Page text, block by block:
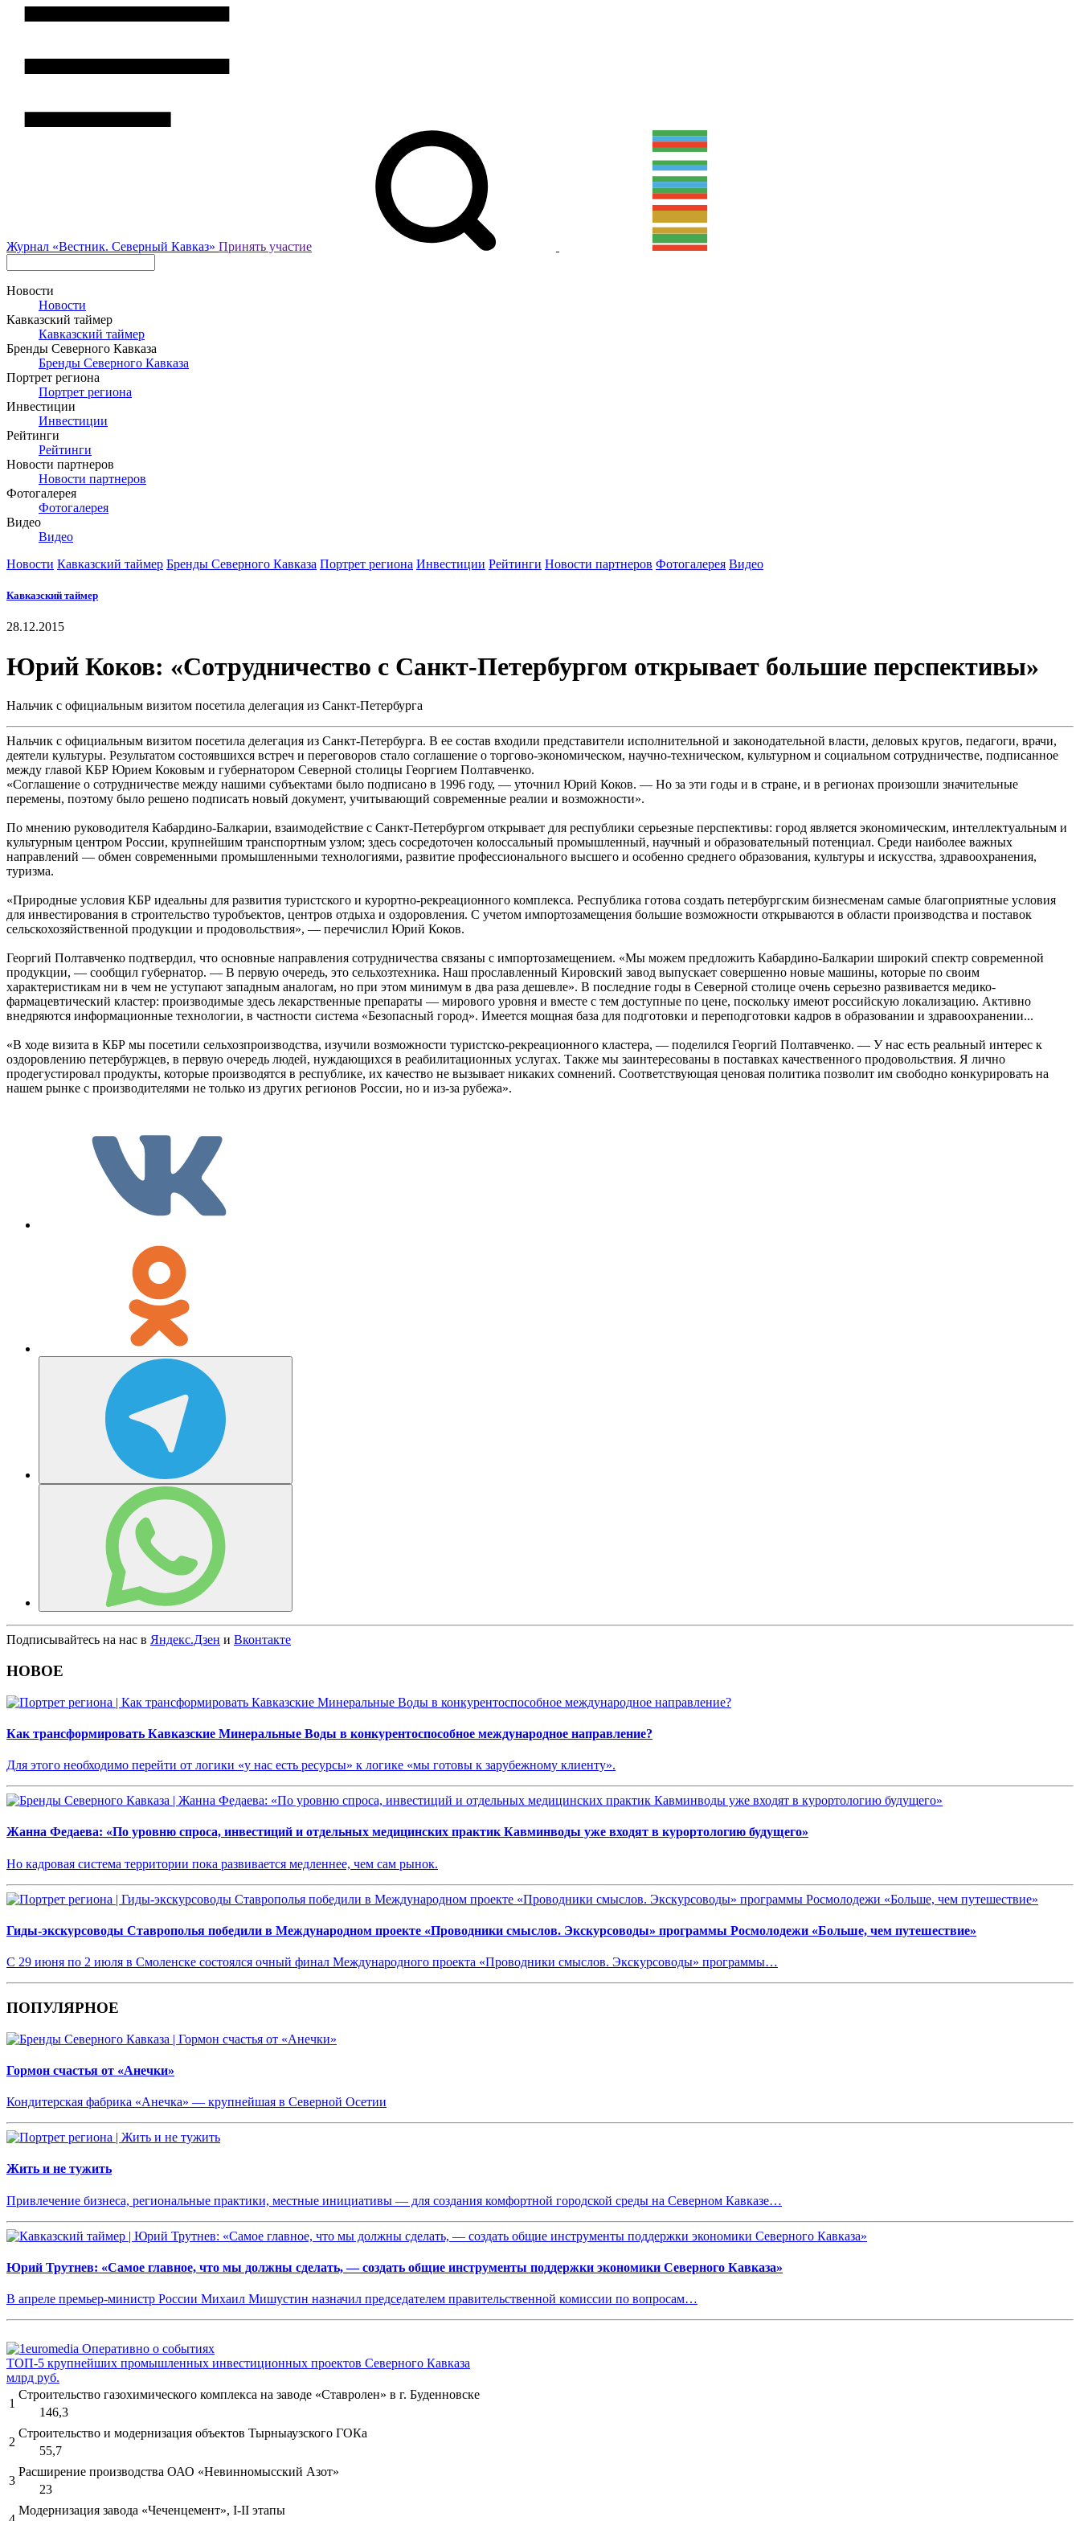
Журнал «Вестник. Северный Кавказ» Принять участие
Новости
Новости
Кавказский таймер
Кавказский таймер
Бренды Северного Кавказа
Бренды Северного Кавказа
Портрет региона
Портрет региона
Инвестиции
Инвестиции
Рейтинги
Рейтинги
Новости партнеров
Новости партнеров
Фотогалерея
Фотогалерея
Видео
Видео
Новости Кавказский таймер Бренды Северного Кавказа Портрет региона Инвестиции Рейтинги Новости партнеров Фотогалерея Видео
Кавказский таймер
28.12.2015
Юрий Коков: «Сотрудничество с Санкт-Петербургом открывает большие перспективы»
Нальчик с официальным визитом посетила делегация из Санкт-Петербурга
Нальчик с официальным визитом посетила делегация из Санкт-Петербурга. В ее состав входили представители исполнительной и законодательной власти, деловых кругов, педагоги, врачи,
деятели культуры. Результатом состоявшихся встреч и переговоров стало соглашение о торгово-экономическом, научно-техническом, культурном и социальном сотрудничестве, подписанное
между главой КБР Юрием Коковым и губернатором Северной столицы Георгием Полтавченко.
«Соглашение о сотрудничестве между нашими субъектами было подписано в 1996 году, — уточнил Юрий Коков. — Но за эти годы и в стране, и в регионах произошли значительные
перемены, поэтому было решено подписать новый документ, учитывающий современные реалии и возможности».
По мнению руководителя Кабардино-Балкарии, взаимодействие с Санкт-Петербургом открывает для республики серьезные перспективы: город является экономическим, интеллектуальным и
культурным центром России, крупнейшим транспортным узлом; здесь сосредоточен колоссальный промышленный, научный и образовательный потенциал. Среди наиболее важных
направлений — обмен современными промышленными технологиями, развитие профессионального высшего и особенно среднего образования, культуры и искусства, здравоохранения,
туризма.
«Природные условия КБР идеальны для развития туристского и курортно-рекреационного комплекса. Республика готова создать петербургским бизнесменам самые благоприятные условия
для инвестирования в строительство туробъектов, центров отдыха и оздоровления. С учетом импортозамещения большие возможности открываются в области производства и поставок
сельскохозяйственной продукции и продовольствия», — перечислил Юрий Коков.
Георгий Полтавченко подтвердил, что основные направления сотрудничества связаны с импортозамещением. «Мы можем предложить Кабардино-Балкарии широкий спектр современной
продукции, — сообщил губернатор. — В первую очередь, это сельхозтехника. Наш прославленный Кировский завод выпускает совершенно новые машины, которые по своим
характеристикам ни в чем не уступают западным аналогам, но при этом минимум в два раза дешевле». В последние годы в Северной столице очень серьезно развивается медико-
фармацевтический кластер: производимые здесь лекарственные препараты — мирового уровня и вместе с тем доступные по цене, поскольку имеют российскую локализацию. Активно
внедряются информационные технологии, в частности система «Безопасный город». Имеется мощная база для подготовки и переподготовки кадров в образовании и здравоохранении...
«В ходе визита в КБР мы посетили сельхозпроизводства, изучили возможности туристско-рекреационного кластера, — поделился Георгий Полтавченко. — У нас есть реальный интерес к
оздоровлению петербуржцев, в первую очередь людей, нуждающихся в реабилитационных услугах. Также мы заинтересованы в поставках качественного продовольствия. Я лично
продегустировал продукты, которые производятся в республике, их качество не вызывает никаких сомнений. Соответствующая ценовая политика позволит им свободно конкурировать на
нашем рынке с производителями не только из других регионов России, но и из-за рубежа».
Подписывайтесь на нас в Яндекс.Дзен и Вконтакте
НОВОЕ
Как трансформировать Кавказские Минеральные Воды в конкурентоспособное международное направление?
Для этого необходимо перейти от логики «у нас есть ресурсы» к логике «мы готовы к зарубежному клиенту».
Жанна Федаева: «По уровню спроса, инвестиций и отдельных медицинских практик Кавминводы уже входят в курортологию будущего»
Но кадровая система территории пока развивается медленнее, чем сам рынок.
Гиды-экскурсоводы Ставрополья победили в Международном проекте «Проводники смыслов. Экскурсоводы» программы Росмолодежи «Больше, чем путешествие»
С 29 июня по 2 июля в Смоленске состоялся очный финал Международного проекта «Проводники смыслов. Экскурсоводы» программы…
ПОПУЛЯРНОЕ
Гормон счастья от «Анечки»
Кондитерская фабрика «Анечка» — крупнейшая в Северной Осетии
Жить и не тужить
Привлечение бизнеса, региональные практики, местные инициативы — для создания комфортной городской среды на Северном Кавказе…
Юрий Трутнев: «Самое главное, что мы должны сделать, — создать общие инструменты поддержки экономики Северного Кавказа»
В апреле премьер-министр России Михаил Мишустин назначил председателем правительственной комиссии по вопросам…
ТОП-5 крупнейших промышленных инвестиционных проектов Северного Кавказа
млрд руб.
1
Строительство газохимического комплекса на заводе «Ставролен» в г. Буденновске
146,3
2
Строительство и модернизация объектов Тырныаузского ГОКа
55,7
3
Расширение производства ОАО «Невинномысский Азот»
23
Модернизация завода «Чеченцемент», I-II этапы